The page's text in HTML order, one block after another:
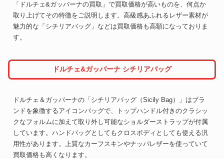
「ドルチェ&ガッバーナの買取」で買取価格が高いものを、何点か
取り上げてその特徴をご説明します。高級感あふれるレザー素材が
魅力的な「シチリアバッグ」などは買取価格も高額になっておりま
す。
ドルチェ&ガッバーナ シチリアバッグ
ドルチェ＆ガッバーナの「シチリアバッグ（Sicily Bag）」はブラ
ンドを象徴するアイコンバッグで、トップハンドル付きのクラシッ
クなフォルムに加えて取り外し可能なショルダーストラップが付属
しています。ハンドバッグとしてもクロスボディとしても使える汎
用性があります。上質なカーフスキンやナッパレザーを使っていて
買取価格も高くなります。